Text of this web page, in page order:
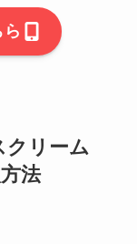
クリーム
法